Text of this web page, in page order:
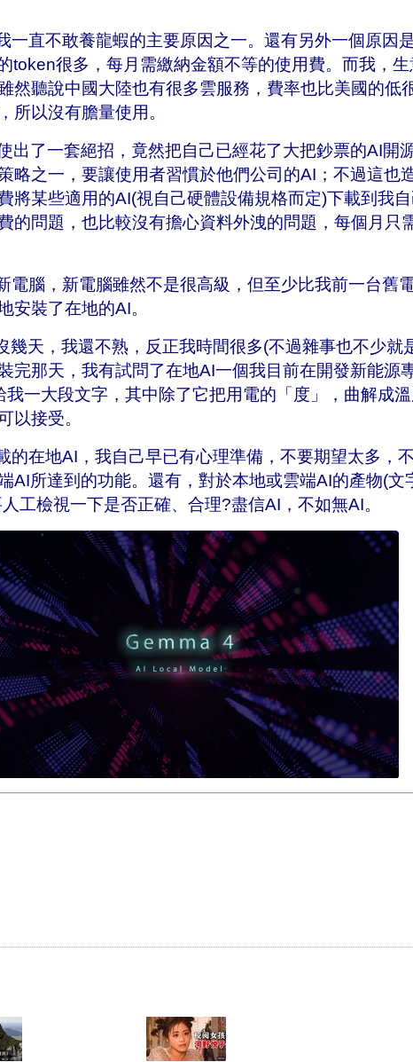
直不敢養龍蝦的主要原因之一。還有另外一個原因
token很多，每月需繳納金額不等的使用費。而我，
然聽說中國大陸也有很多雲服務，費率也比美國的低
所以沒有膽量使用。
了一套絕招，竟然把自己已經花了大把鈔票的AI開源
略之一，要讓使用者習慣於他們公司的AI；不過這也
將某些適用的AI(視自己硬體設備規格而定)下載到我自
的問題，也比較沒有擔心資料外洩的問題，每個月只
腦，新電腦雖然不是很高級，但至少比我前一台舊
安裝了在地的AI。
天，我還不熟，反正我時間很多(不過雜事也不少就
完那天，我有試問了在地AI一個我目前在開發新能源
一大段文字，其中除了它把用電的 「 度」，曲解成
以接受。
在地AI，我自己早已有心理準備，不要期望太多，
AI所達到的功能。還有，對於本地或雲端AI的產物(文
工檢視一下是否正確、合理?盡信AI，不如無AI。